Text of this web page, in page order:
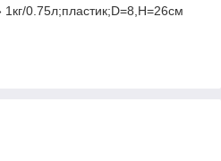
0.75л;пластик;D=8,H=26см